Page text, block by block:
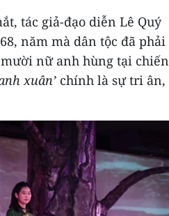
tác giả-đạo diễn Lê Quý
năm mà dân tộc đã phải
nữ anh hùng tại chiến
xuân’ chính là sự tri ân,